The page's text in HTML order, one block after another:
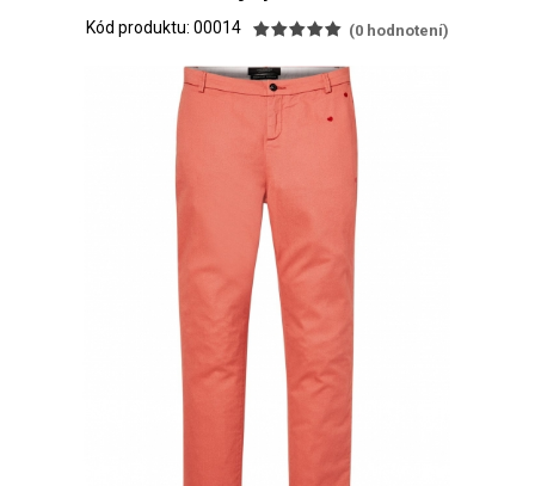
Kód produktu: 00014 (0 hodnotení)